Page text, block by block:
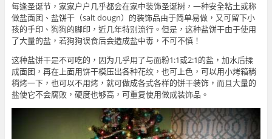
每逢圣诞节，家家户户几乎都会在家中装饰圣诞树，一种安全粘土或称
做盐面团、盐饼干（salt dougn）的装饰品由于简单易做，又可留下小
孩的手印、狗狗的脚印，近几年特别流行。但是，这种盐饼干由于使用
了大量的盐，若狗狗误食后会造成盐中毒，不可不慎！
这种盐饼干是不可吃的，因为几乎用了与面粉1:1或2:1的盐，加水后揉
成面团，再在上面用饼干模压出各种花纹，也可上色，可以用小烤箱稍
稍烤一下，也可以不用烤，就可做成各式各样的饼干装饰，而且大量的
盐使它不会腐败，硬度也够高，可重复使用做成装饰品。